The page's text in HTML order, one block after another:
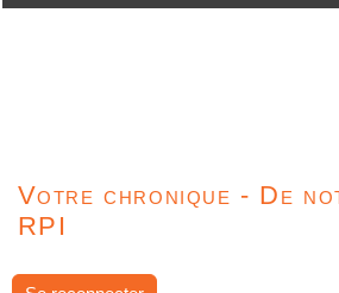
Votre chronique - De
RPI